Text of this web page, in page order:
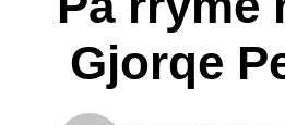
Gjorqe